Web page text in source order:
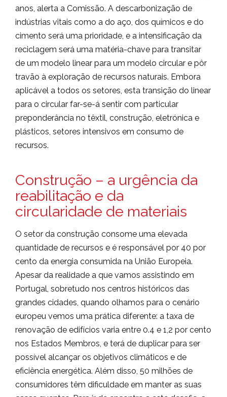
anos, alerta a Comissão. A descarbonização de
indústrias vitais como a do aço, dos químicos e do
cimento será uma prioridade, e a intensificação da
reciclagem será uma matéria-chave para transitar
de um modelo linear para um modelo circular e pôr
travão à exploração de recursos naturais. Embora
aplicável a todos os setores, esta transição do linear
para o circular far-se-á sentir com particular
preponderância no têxtil, construção, eletrónica e
plásticos, setores intensivos em consumo de
recursos.
Construção – a urgência da
reabilitação e da
circularidade de materiais
O setor da construção consome uma elevada
quantidade de recursos e é responsável por 40 por
cento da energia consumida na União Europeia.
Apesar da realidade a que vamos assistindo em
Portugal, sobretudo nos centros históricos das
grandes cidades, quando olhamos para o cenário
europeu vemos uma prática diferente: a taxa de
renovação de edifícios varia entre 0.4 e 1,2 por cento
nos Estados Membros, e terá de duplicar para ser
possível alcançar os objetivos climáticos e de
eficiência energética. Além disso, 50 milhões de
consumidores têm dificuldade em manter as suas